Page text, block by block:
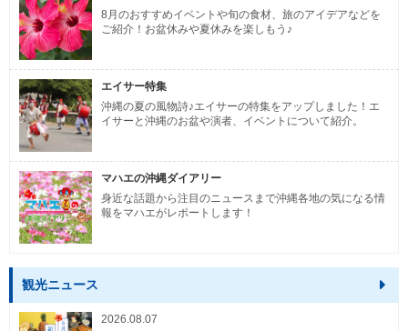
8月のおすすめイベントや旬の食材、旅のアイデアなどを
ご紹介！お盆休みや夏休みを楽しもう♪
エイサー特集
沖縄の夏の風物詩♪エイサーの特集をアップしました！エ
イサーと沖縄のお盆や演者、イベントについて紹介。
マハエの沖縄ダイアリー
身近な話題から注目のニュースまで沖縄各地の気になる情
報をマハエがレポートします！
観光ニュース
2026.08.07